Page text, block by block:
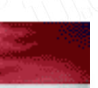
English